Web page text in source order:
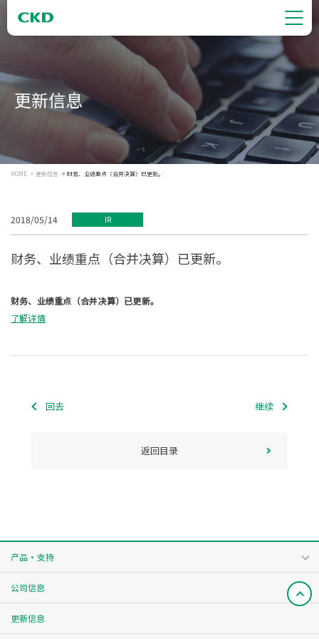
更新信息
HOME 更新信息 财务、业绩重点（合并决算）已更新。
2018/05/14 IR
财务、业绩重点（合并决算）已更新。
财务、业绩重点（合并决算）已更新。
了解详情
回去 继续
返回目录
产品・支持
公司信息
更新信息